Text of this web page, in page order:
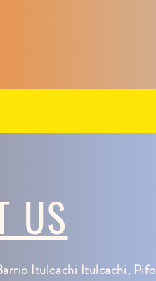
US
Itulcachi Itulcachi, Pifo